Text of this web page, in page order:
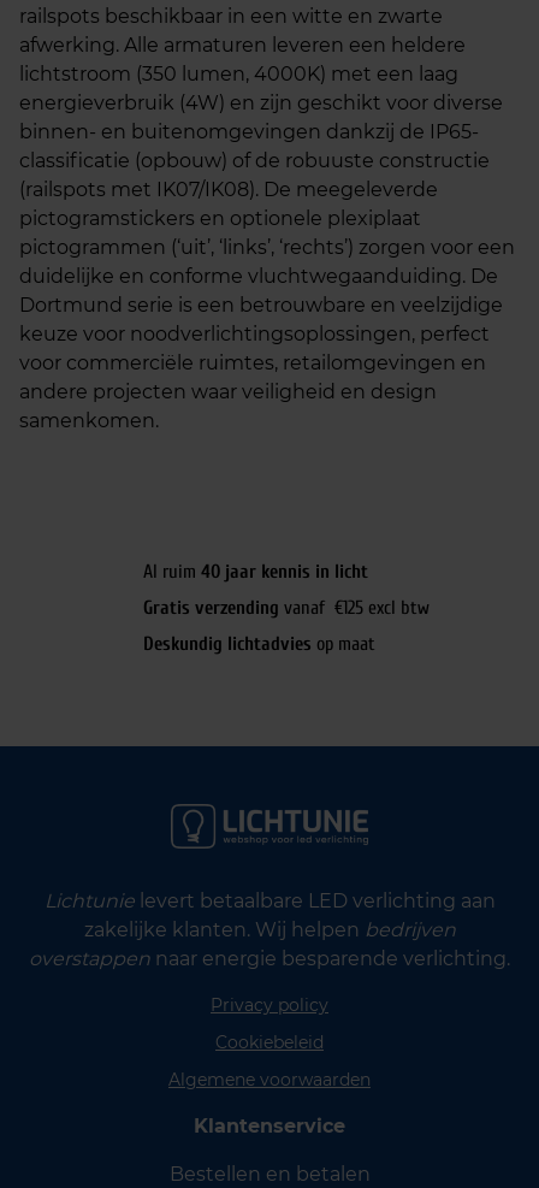
railspots beschikbaar in een witte en zwarte
afwerking. Alle armaturen leveren een heldere
lichtstroom (350 lumen, 4000K) met een laag
energieverbruik (4W) en zijn geschikt voor diverse
binnen- en buitenomgevingen dankzij de IP65-
classificatie (opbouw) of de robuuste constructie
(railspots met IK07/IK08). De meegeleverde
pictogramstickers en optionele plexiplaat
pictogrammen (‘uit’, ‘links’, ‘rechts’) zorgen voor een
duidelijke en conforme vluchtwegaanduiding. De
Dortmund serie is een betrouwbare en veelzijdige
keuze voor noodverlichtingsoplossingen, perfect
voor commerciële ruimtes, retailomgevingen en
andere projecten waar veiligheid en design
samenkomen.
Al ruim 40 jaar kennis in licht
Gratis verzending vanaf €125 excl btw
Deskundig lichtadvies op maat
Lichtunielevert betaalbare LED verlichting aan
zakelijke klanten. Wij helpen bedrijven
overstappen naar energie besparende verlichting.
Privacy policy
Cookiebeleid
Algemene voorwaarden
Klantenservice
Bestellen en betalen